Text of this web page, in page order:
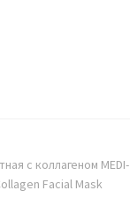
с коллагеном MEDI-
Facial Mask